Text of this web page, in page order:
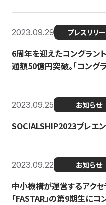
2023.09.29 プレスリリ
6周年を迎えたコングラン
通額50億円突破。「コング
2023.09.25 お知らせ
SOCIALSHIP2023プレエ
2023.09.22 お知らせ
中小機構が運営するアク
「FASTAR」の第9期生に